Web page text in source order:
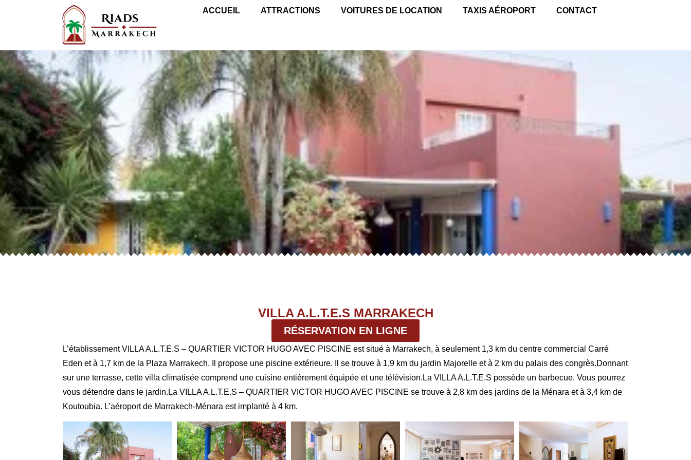
ACCUEIL ATTRACTIONS VOITURES DE LOCATION TAXIS AÉROPORT CONTACT
VILLA A.L.T.E.S MARRAKECH
RÉSERVATION EN LIGNE
L’établissement VILLA A.L.T.E.S – QUARTIER VICTOR HUGO AVEC PISCINE est situé à Marrakech, à seulement 1,3 km du centre commercial Carré
Eden et à 1,7 km de la Plaza Marrakech. Il propose une piscine extérieure. Il se trouve à 1,9 km du jardin Majorelle et à 2 km du palais des congrès.Donnant
sur une terrasse, cette villa climatisée comprend une cuisine entièrement équipée et une télévision.La VILLA A.L.T.E.S possède un barbecue. Vous pourrez
vous détendre dans le jardin.La VILLA A.L.T.E.S – QUARTIER VICTOR HUGO AVEC PISCINE se trouve à 2,8 km des jardins de la Ménara et à 3,4 km de
Koutoubia. L’aéroport de Marrakech-Ménara est implanté à 4 km.